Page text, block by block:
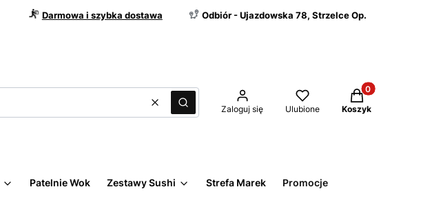
Darmowa i szybka dostawa Odbiór - Ujazdowska 78, Strzelce Op.
WyczyśćSzukaj Zaloguj się Ulubione
Produkty w
Koszyk
Patelnie Wok Zestawy Sushi Strefa Marek Promocje